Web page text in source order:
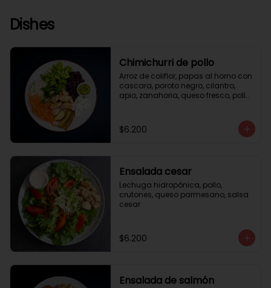
Dishes
Chimichurri de pollo
Arroz de coliflor, papas al horno con
cascara, poroto negro, cilantro,
apio, zanahoria, queso fresco, pollo
$6.200
Ensalada cesar
Lechuga hidropónica, pollo,
crutones, queso parmesano, salsa
cesar
$6.200
Ensalada de salmón